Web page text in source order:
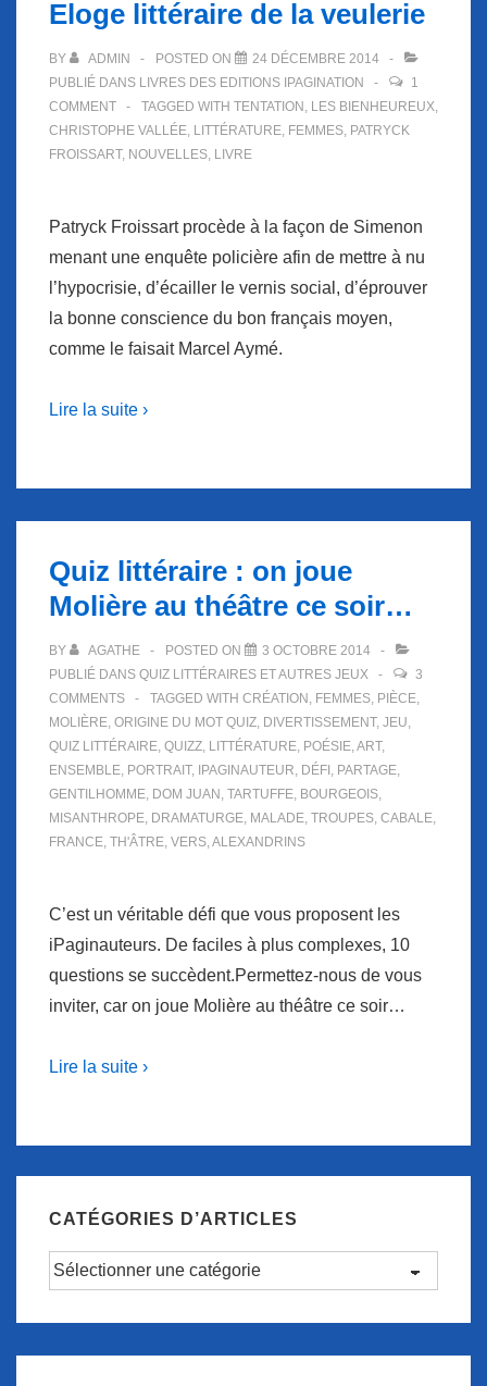
Eloge littéraire de la veulerie
BY ADMIN POSTED ON
24 DÉCEMBRE 2014
PUBLIÉ DANS LIVRES DES EDITIONS IPAGINATION
1
COMMENT
TAGGED WITH TENTATION , LES BIENHEUREUX,
CHRISTOPHE VALLÉE, LITTÉRATURE, FEMMES, PATRYCK
FROISSART, NOUVELLES, LIVRE
Patryck Froissart procède à la façon de Simenon
menant une enquête policière afin de mettre à nu
l’hypocrisie, d’écailler le vernis social, d’éprouver
la bonne conscience du bon français moyen,
comme le faisait Marcel Aymé.
Lire la suite ›
Quiz littéraire : on joue
Molière au théâtre ce soir…
BY AGATHE POSTED ON
3 OCTOBRE 2014
PUBLIÉ DANS QUIZ LITTÉRAIRES ET AUTRES JEUX
3
COMMENTS
TAGGED WITH CRÉATION , FEMMES, PIÈCE,
MOLIÈRE, ORIGINE DU MOT QUIZ, DIVERTISSEMENT, JEU,
QUIZ LITTÉRAIRE, QUIZZ, LITTÉRATURE, POÉSIE,ART,
ENSEMBLE, PORTRAIT, IPAGINAUTEUR, DÉFI , PARTAGE,
GENTILHOMME, DOM JUAN , TARTUFFE, BOURGEOIS,
MISANTHROPE, DRAMATURGE, MALADE, TROUPES, CABALE,
FRANCE, TH'ÂTRE, VERS,ALEXANDRINS
C’est un véritable défi que vous proposent les
iPaginauteurs. De faciles à plus complexes, 10
questions se succèdent.Permettez-nous de vous
inviter, car on joue Molière au théâtre ce soir…
Lire la suite ›
CATÉGORIES D’ARTICLES
Catégories